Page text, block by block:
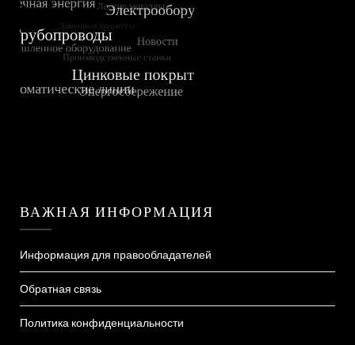
ВАЖНАЯ ИНФОРМАЦИЯ
Информация для правообладателей
Обратная связь
Политика конфиденциальности